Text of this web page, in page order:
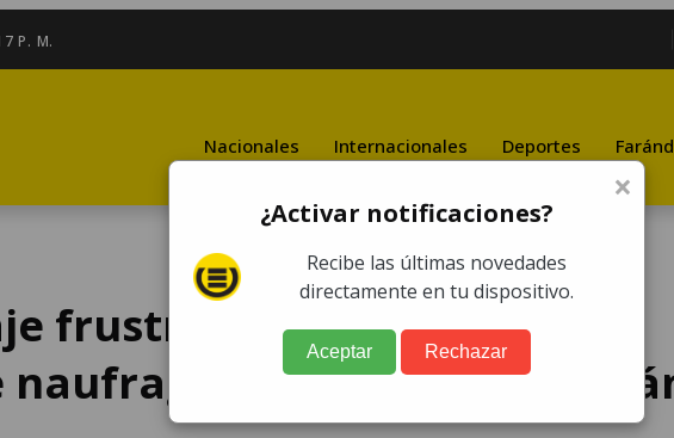
P. M.
Nacionales Internacionales Deportes
frustra búsqueda de
en el Lago de
×
¿Activar notificaciones?
Recibe las últimas novedades
directamente en tu dispositivo.
Aceptar Rechazar